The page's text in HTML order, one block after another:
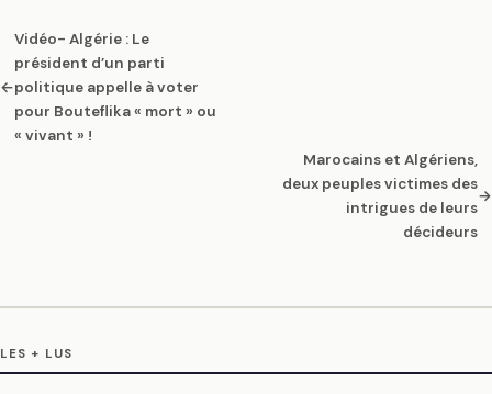
←
Vidéo- Algérie : Le
président d’un parti
politique appelle à voter
pour Bouteflika « mort » ou
« vivant » !
Marocains et Algériens,
deux peuples victimes des
intrigues de leurs
décideurs
→
LES + LUS